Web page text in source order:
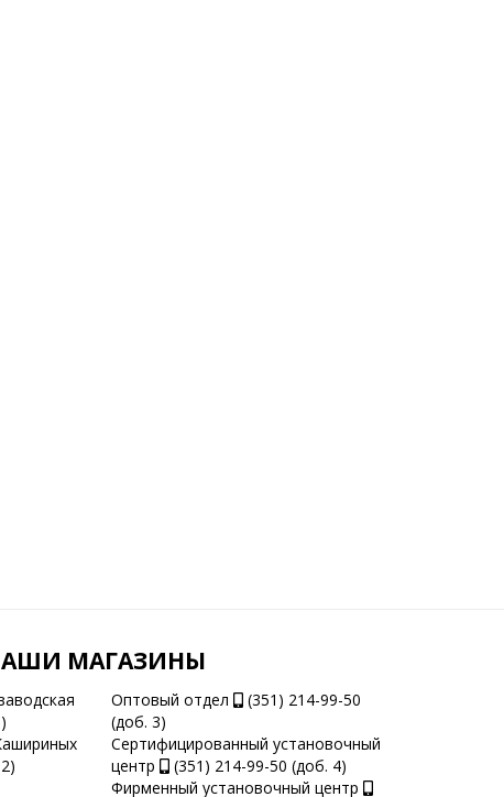
МАГАЗИНЫ
Оптовый отдел
(351) 214-99-50
(доб. 3)
Сертифицированный установочный
центр
(351) 214-99-50 (доб. 4)
Фирменный установочный центр